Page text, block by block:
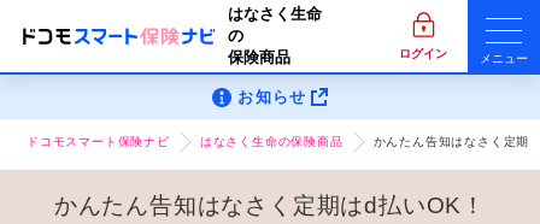
はなさく生命
の
保険商品
ログイン メニュー
お知らせ
ドコモスマート保険ナビ はなさく生命の保険商品 かんたん告知はなさく定期
かんたん告知はなさく定期はd払いOK！